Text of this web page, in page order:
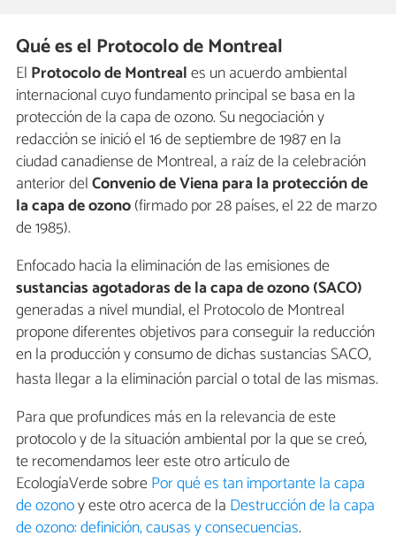
Qué es el Protocolo de Montreal
El Protocolo de Montreales un acuerdo ambiental
internacional cuyo fundamento principal se basa en la
protección de la capa de ozono. Su negociación y
redacción se inició el 16 de septiembre de 1987 en la
ciudad canadiense de Montreal, a raíz de la celebración
anterior delConvenio de Viena para la protección de
la capa de ozono(firmado por 28 países, el 22 de marzo
de 1985).
Enfocado hacia la eliminación de las emisiones de
sustancias agotadoras de la capa de ozono (SACO)
generadas a nivel mundial, el Protocolo de Montreal
propone diferentes objetivos para conseguir la reducción
en la producción y consumo de dichas sustancias SACO,
hasta llegar a la eliminación parcial o total de las mismas.
Para que profundices más en la relevancia de este
protocolo y de la situación ambiental por la que se creó,
te recomendamos leer este otro artículo de
EcologíaVerde sobrePor qué es tan importante la capa
de ozonoy este otro acerca de la Destrucción de la capa
de ozono: definición, causas y consecuencias.